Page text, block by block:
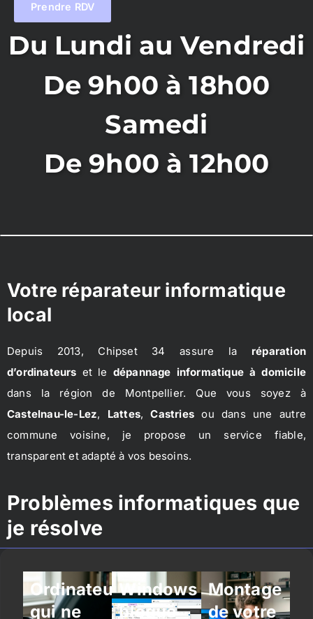
Prendre RDV
Du Lundi au Vendredi
De 9h00 à 18h00
Samedi
De 9h00 à 12h00
Votre réparateur informatique
local
Depuis 2013, Chipset 34 assure la réparation
d’ordinateurs et le dépannage informatique à domicile
dans la région de Montpellier. Que vous soyez à
Castelnau-le-Lez, Lattes,Castries ou dans une autre
commune voisine, je propose un service fiable,
transparent et adapté à vos besoins.
Problèmes informatiques que
je résolve
Ordinateur
qui ne
Windows
bloqué
Montage
de votre